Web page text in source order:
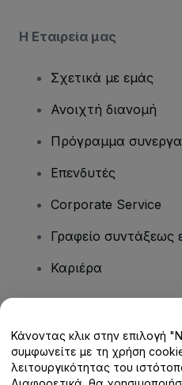
Η Εταιρεία μας
Σχετικά με εμάς
Ανοιχτή διανομή
Πρόγραμμα
Επενδυτές
Corporate Service
Γραφείο συντάξεως
Καριέρα
Κέντρο βοήθειας /
Κάνοντας κλικ στην επιλογή
συμφωνείτε με τη χρήση
λειτουργικότητας του